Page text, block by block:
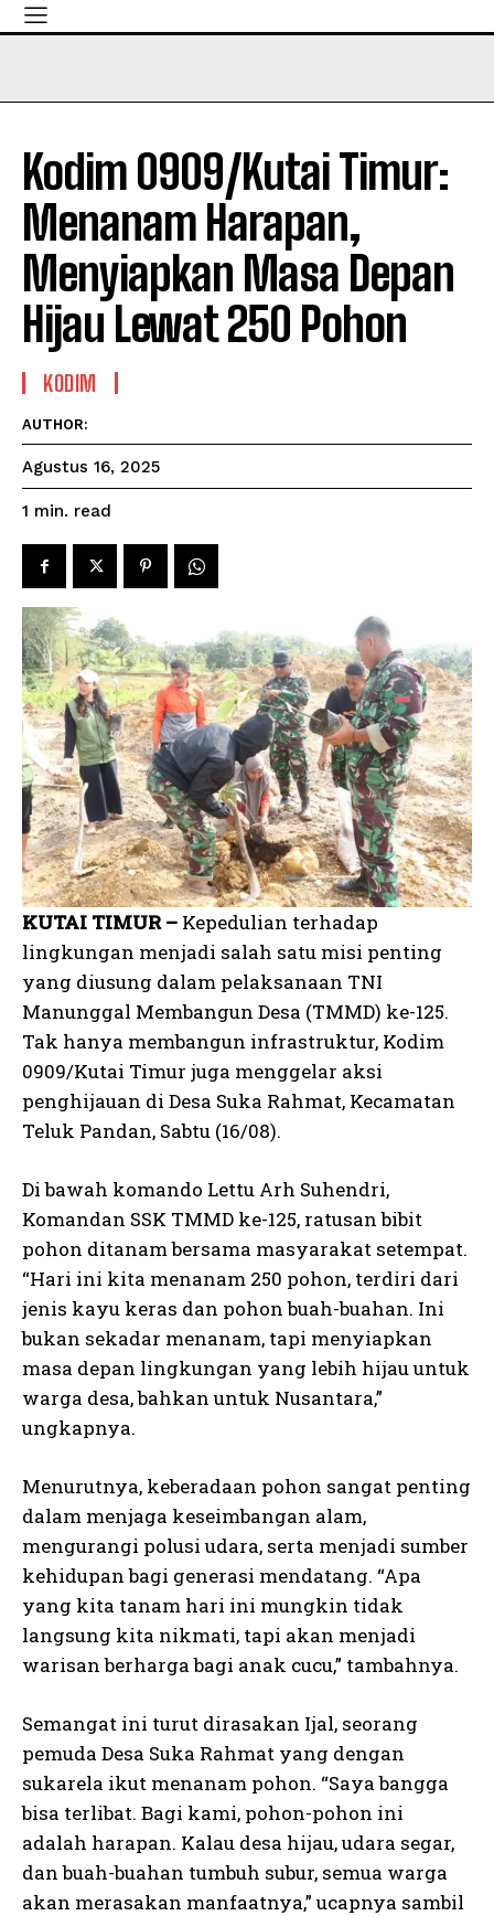
Kodim 0909/Kutai Timur:
Menanam Harapan,
Menyiapkan Masa Depan
Hijau Lewat 250 Pohon
KODIM
AUTHOR:
Agustus 16, 2025
1 min. read
KUTAI TIMUR – Kepedulian terhadap
lingkungan menjadi salah satu misi penting
yang diusung dalam pelaksanaan TNI
Manunggal Membangun Desa (TMMD) ke-125.
Tak hanya membangun infrastruktur, Kodim
0909/Kutai Timur juga menggelar aksi
penghijauan di Desa Suka Rahmat, Kecamatan
Teluk Pandan, Sabtu (16/08).
Di bawah komando Lettu Arh Suhendri,
Komandan SSK TMMD ke-125, ratusan bibit
pohon ditanam bersama masyarakat setempat.
“Hari ini kita menanam 250 pohon, terdiri dari
jenis kayu keras dan pohon buah-buahan. Ini
bukan sekadar menanam, tapi menyiapkan
masa depan lingkungan yang lebih hijau untuk
warga desa, bahkan untuk Nusantara,”
ungkapnya.
Menurutnya, keberadaan pohon sangat penting
dalam menjaga keseimbangan alam,
mengurangi polusi udara, serta menjadi sumber
kehidupan bagi generasi mendatang. “Apa
yang kita tanam hari ini mungkin tidak
langsung kita nikmati, tapi akan menjadi
warisan berharga bagi anak cucu,” tambahnya.
Semangat ini turut dirasakan Ijal, seorang
pemuda Desa Suka Rahmat yang dengan
sukarela ikut menanam pohon. “Saya bangga
bisa terlibat. Bagi kami, pohon-pohon ini
adalah harapan. Kalau desa hijau, udara segar,
dan buah-buahan tumbuh subur, semua warga
akan merasakan manfaatnya,” ucapnya sambil